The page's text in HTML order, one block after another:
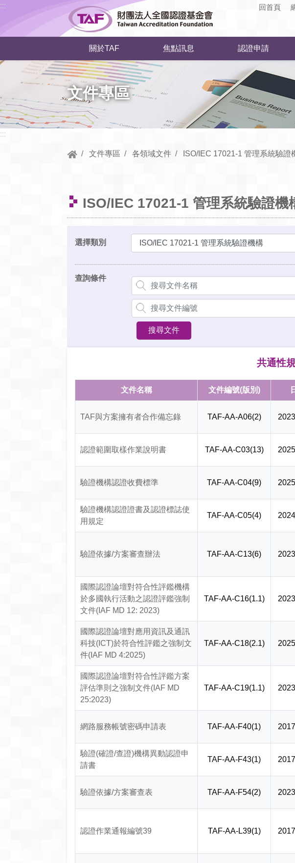
跳到中央內容區塊
::: 回首頁
關於TAF 焦點訊息 認證申請
文件專區
:::
文件專區 各領域文件 ISO/IEC 17021-1 管理系統驗證
ISO/IEC 17021-1 管理系統驗證機
選擇類別
查詢條件
共通性
文件名稱 文件編號(版別)
TAF與方案擁有者合作備忘錄 TAF-AA-A06(2)
認證範圍取樣作業說明書 TAF-AA-C03(13)
驗證機構認證收費標準 TAF-AA-C04(9)
驗證機構認證證書及認證標誌使
用規定
TAF-AA-C05(4)
驗證依據/方案審查辦法 TAF-AA-C13(6)
國際認證論壇對符合性評鑑機構
於多國執行活動之認證評鑑強制
文件(IAF MD 12: 2023)
TAF-AA-C16(1.1)
國際認證論壇對應用資訊及通訊
科技(ICT)於符合性評鑑之強制文
件(IAF MD 4:2025)
TAF-AA-C18(2.1)
國際認證論壇對符合性評鑑方案
評估準則之強制文件(IAF MD
25:2023)
TAF-AA-C19(1.1)
網路服務帳號密碼申請表 TAF-AA-F40(1)
驗證(確證/查證)機構異動認證申
請書
TAF-AA-F43(1)
驗證依據/方案審查表 TAF-AA-F54(2)
認證作業通報編號39 TAF-AA-L39(1)